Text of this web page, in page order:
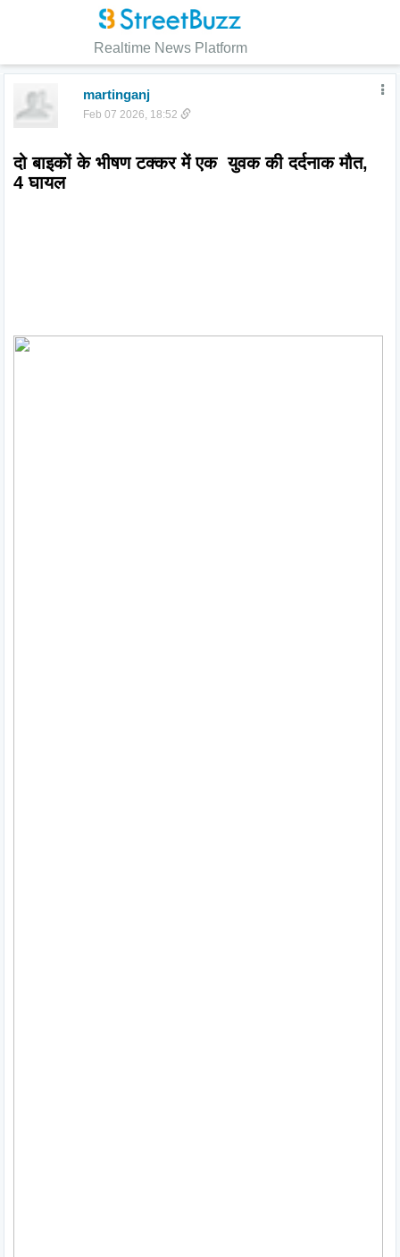
Realtime News Platform
martinganj
Feb 07 2026, 18:52
दो बाइकों के भीषण टक्कर में एक  युवक की दर्दनाक मौत,
4 घायल